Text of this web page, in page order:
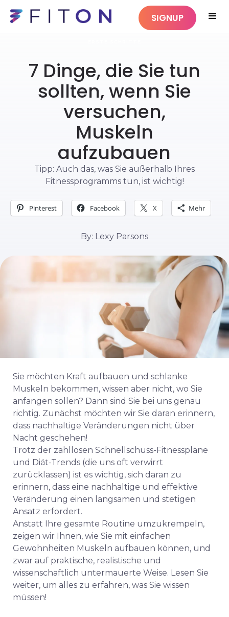
SIGNUP
7 Dinge, die Sie tun
sollten, wenn Sie
versuchen,
Muskeln
aufzubauen
Tipp: Auch das, was Sie außerhalb Ihres
Fitnessprogramms tun, ist wichtig!
Pinterest Facebook X Mehr
By: Lexy Parsons
Sie möchten Kraft aufbauen und schlanke
Muskeln bekommen, wissen aber nicht, wo Sie
anfangen sollen? Dann sind Sie bei uns genau
richtig. Zunächst möchten wir Sie daran erinnern,
dass nachhaltige Veränderungen nicht über
Nacht geschehen!
Trotz der zahllosen Schnellschuss-Fitnesspläne
und Diät-Trends (die uns oft verwirrt
zurücklassen) ist es wichtig, sich daran zu
erinnern, dass eine nachhaltige und effektive
Veränderung einen langsamen und stetigen
Ansatz erfordert.
Anstatt Ihre gesamte Routine umzukrempeln,
zeigen wir Ihnen, wie Sie mit einfachen
Gewohnheiten Muskeln aufbauen können, und
zwar auf praktische, realistische und
wissenschaftlich untermauerte Weise. Lesen Sie
weiter, um alles zu erfahren, was Sie wissen
müssen!